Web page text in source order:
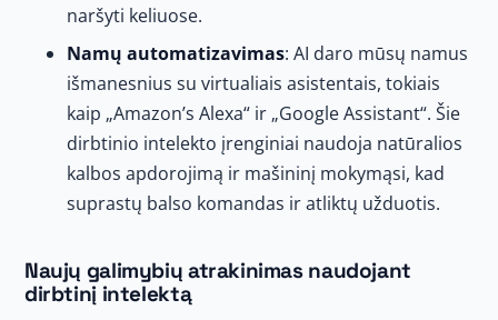
naršyti keliuose.
Namų automatizavimas: AI daro mūsų namus
išmanesnius su virtualiais asistentais, tokiais
kaip „Amazon’s Alexa“ ir „Google Assistant“. Šie
dirbtinio intelekto įrenginiai naudoja natūralios
kalbos apdorojimą ir mašininį mokymąsi, kad
suprastų balso komandas ir atliktų užduotis.
Naujų galimybių atrakinimas naudojant
dirbtinį intelektą